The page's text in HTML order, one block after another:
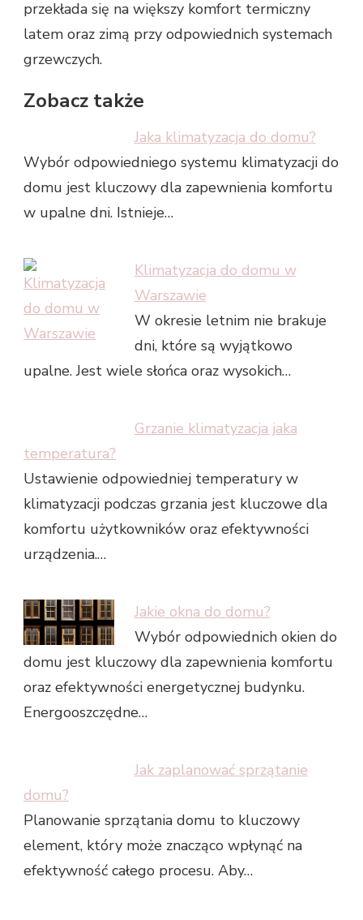
przekłada się na większy komfort termiczny
latem oraz zimą przy odpowiednich systemach
grzewczych.
Zobacz także
Jaka klimatyzacja do domu?
Wybór odpowiedniego systemu klimatyzacji do
domu jest kluczowy dla zapewnienia komfortu
w upalne dni. Istnieje…
Klimatyzacja do domu w
Warszawie
W okresie letnim nie brakuje
dni, które są wyjątkowo
upalne. Jest wiele słońca oraz wysokich…
Grzanie klimatyzacja jaka
temperatura?
Ustawienie odpowiedniej temperatury w
klimatyzacji podczas grzania jest kluczowe dla
komfortu użytkowników oraz efektywności
urządzenia.…
Jakie okna do domu?
Wybór odpowiednich okien do
domu jest kluczowy dla zapewnienia komfortu
oraz efektywności energetycznej budynku.
Energooszczędne…
Jak zaplanować sprzątanie
domu?
Planowanie sprzątania domu to kluczowy
element, który może znacząco wpłynąć na
efektywność całego procesu. Aby…